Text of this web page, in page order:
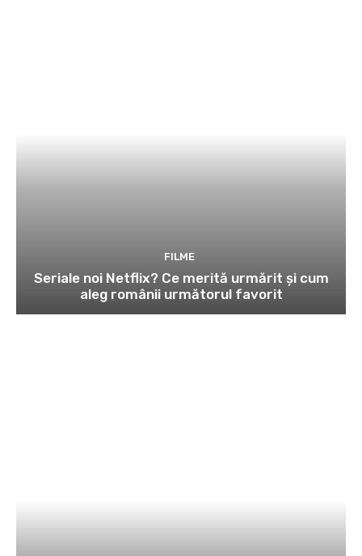
FILME
Seriale noi Netflix? Ce merită urmărit și cum
aleg românii următorul favorit